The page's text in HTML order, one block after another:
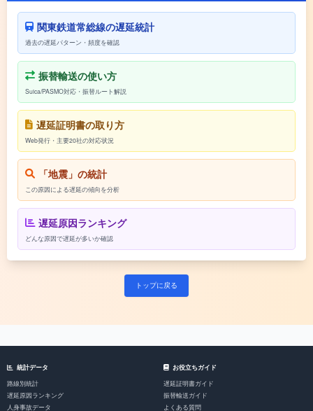
関東鉄道常総線の遅延統計
過去の遅延パターン・頻度を確認
振替輸送の使い方
Suica/PASMO対応・振替ルート解説
遅延証明書の取り方
Web発行・主要20社の対応状況
「地震」の統計
この原因による遅延の傾向を分析
遅延原因ランキング
どんな原因で遅延が多いか確認
トップに戻る
統計データ
路線別統計
遅延原因ランキング
人身事故データ
お役立ちガイド
遅延証明書ガイド
振替輸送ガイド
よくある質問